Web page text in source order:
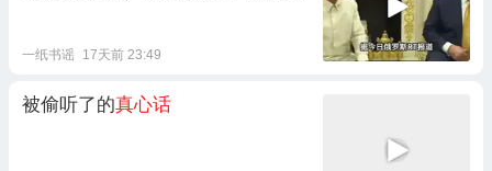
一纸书谣 17天前 23:49
被偷听了的真心话